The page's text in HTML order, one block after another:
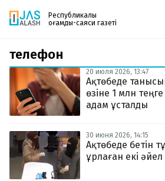
Республикалық
қоғамдық-саяси газеті
Жаңалықтар
Спорт
Live
Руханият
Аймақ
Архив
Заң және тәртіп
Редакциямен байланыс
+7 708 604 51 06
Жарнама бөлімі
Газетке жазылу
PDF форматтағы газетті ай сайын
поштаңызға алып отырыңыз. Жаңа
шыққан сәтте сізге бірден
телефон
20 июля 2026, 13:47
Ақтөбеде
өзіне 1 млн
адам ұсталды
30 июня 2026, 14:15
Ақтөбеде бетін
ұрлаған екі